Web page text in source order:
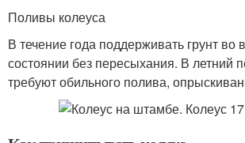
Поливы колеуса
В течение года поддерживать грунт во
состоянии без пересыхания. В летний
требуют обильного полива,